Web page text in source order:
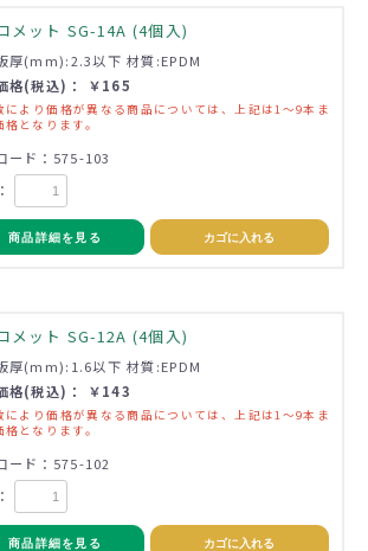
メット SG-14A (4個入)
厚(mm):2.3以下 材質:EPDM
格(税込)： ￥165
より価格が異なる商品については、上記は1～9本ま
となります。
ード：575-103
商品詳細を見る カゴに入れる
メット SG-12A (4個入)
厚(mm):1.6以下 材質:EPDM
格(税込)： ￥143
より価格が異なる商品については、上記は1～9本ま
となります。
ード：575-102
商品詳細を見る カゴに入れる